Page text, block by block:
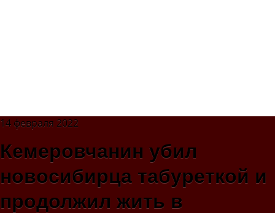
14 февраля 2022
Кемеровчанин убил
новосибирца табуреткой и
продолжил жить в